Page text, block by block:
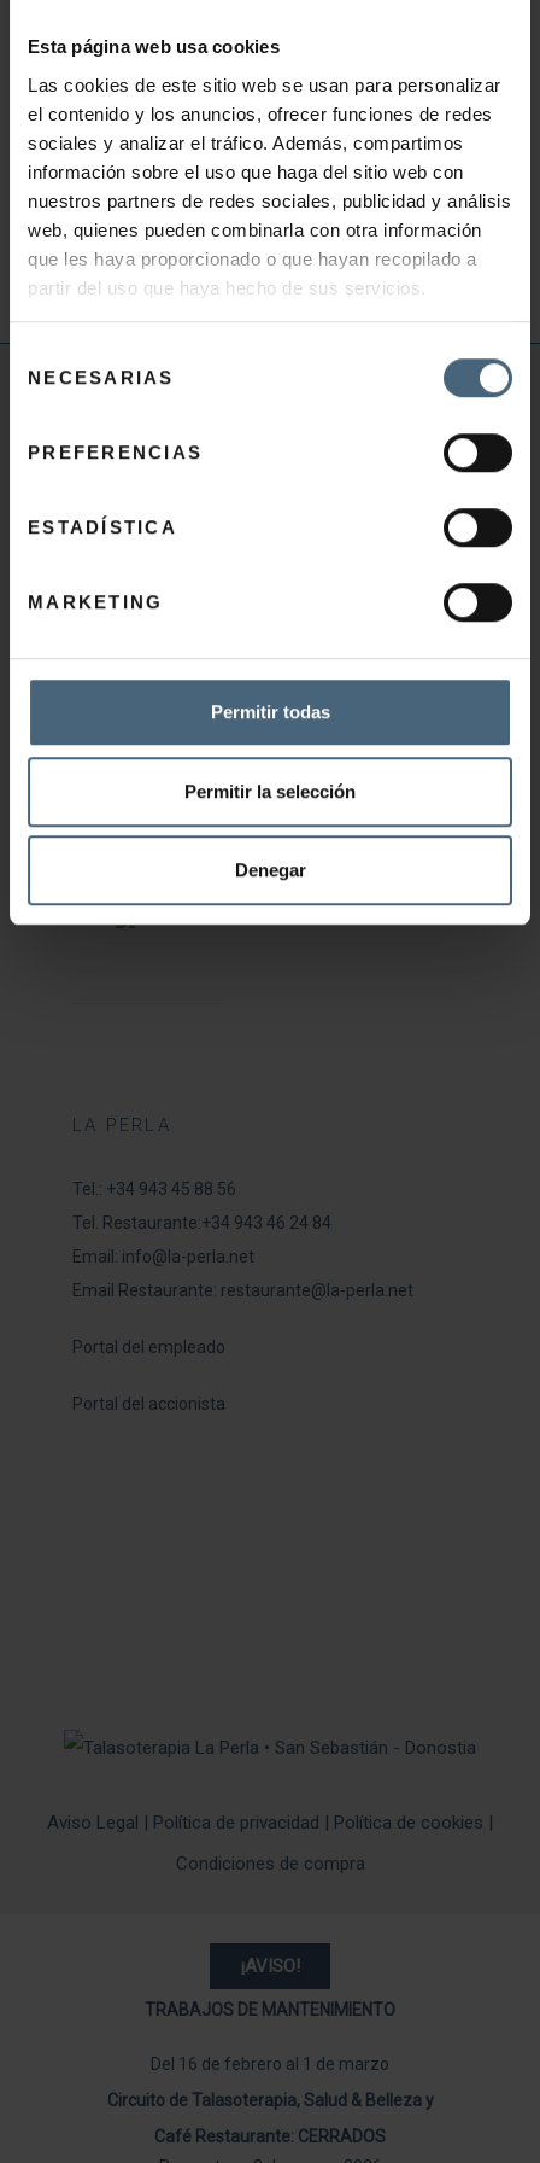
Esta página web usa cookies
Las cookies de este sitio web se usan para personalizar
el contenido y los anuncios, ofrecer funciones de redes
sociales y analizar el tráfico. Además, compartimos
información sobre el uso que haga del sitio web con
nuestros partners de redes sociales, publicidad y análisis
web, quienes pueden combinarla con otra información
que les haya proporcionado o que hayan recopilado a
partir del uso que haya hecho de sus servicios.
NECESARIAS
PREFERENCIAS
ESTADÍSTICA
MARKETING
Permitir todas
Permitir la selección
Denegar
PRODUCTOS
FUTURA MAMA
dieta y ejercicio suave. La Talasoterapia te va a dotar
de momentos de relax que necesitas activando tu
circulación y ayudando a la eliminación de líquidos
TALASOTERAPIA
INFORMACIÓN ÚTIL
Preguntas frecuentes Talasoterapia
Preguntas frecuentes Gimnasio
LA PERLA
Tel.: +34 943 45 88 56
Tel. Restaurante:+34 943 46 24 84
Email: info@la-perla.net
Email Restaurante: restaurante@la-perla.net
Portal del empleado
Portal del accionista
Aviso Legal | Política de privacidad | Política de cookies |
Condiciones de compra
¡AVISO!
TRABAJOS DE MANTENIMIENTO
Del 16 de febrero al 1 de marzo
Circuito de Talasoterapia, Salud & Belleza y
Café Restaurante: CERRADOS